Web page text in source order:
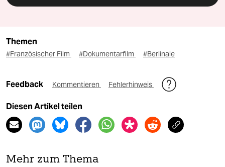
Themen
#Französischer Film #Dokumentarfilm #Berlinale
Feedback Kommentieren Fehlerhinweis
Diesen Artikel teilen
Mehr zum Thema